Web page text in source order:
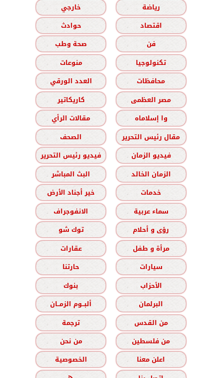
رياضة
خارجي
اقتصاد
حوادث
فن
صحة وطب
تكنولوجيا
منوعات
محافظات
العدد الورقي
مصر العظمى
كاريكاتير
وا إسلاماه
مقالات الرأي
مقال رئيس التحرير
الصحف
فيديو الزمان
فيديو رئيس التحرير
الزمان الخالد
البث المباشر
خدمات
خير أجناد الأرض
سماء عربية
الانفوجراف
رؤى و أحلام
توك شو
مرأة و طفل
عقارات
سيارات
حارتنا
الأحزاب
بنوك
البرلمان
ألبــوم الزمــان
من القدس
ترجمة
من فلسطين
من نحن
اعلن معنا
الخصوصية